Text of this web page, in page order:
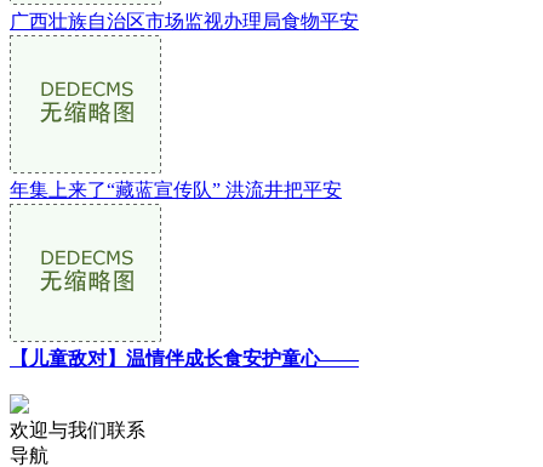
广西壮族自治区市场监视办理局食物平安
年集上来了“藏蓝宣传队” 洪流井把平安
【儿童敌对】温情伴成长食安护童心——
欢迎与我们联系
导航